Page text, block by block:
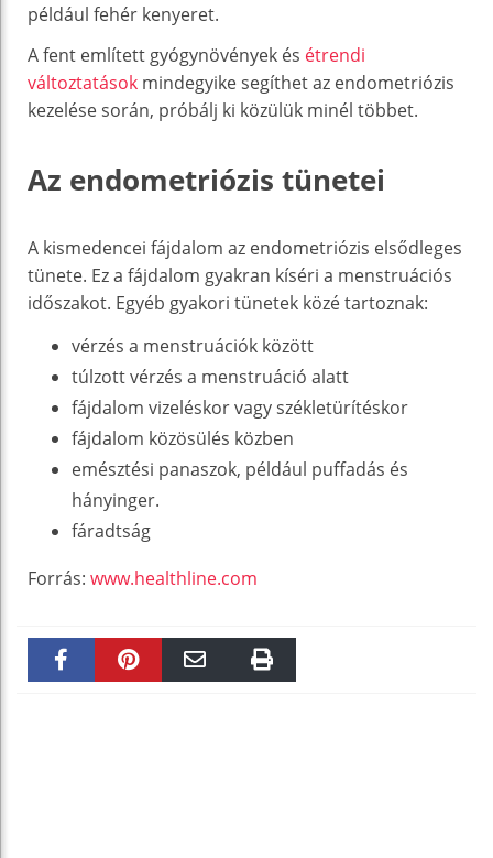
például fehér kenyeret.
A fent említett gyógynövények és étrendi
változtatások mindegyike segíthet az endometriózis
kezelése során, próbálj ki közülük minél többet.
Az endometriózis tünetei
A kismedencei fájdalom az endometriózis elsődleges
tünete. Ez a fájdalom gyakran kíséri a menstruációs
időszakot. Egyéb gyakori tünetek közé tartoznak:
vérzés a menstruációk között
túlzott vérzés a menstruáció alatt
fájdalom vizeléskor vagy székletürítéskor
fájdalom közösülés közben
emésztési panaszok, például puffadás és
hányinger.
fáradtság
Forrás: www.healthline.com